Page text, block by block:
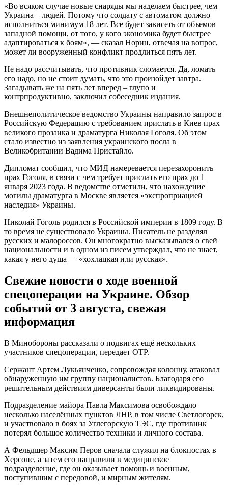
«Во всяком случае новые снаряды мы наделаем быстрее, чем
Украина – людей. Потому что солдату с автоматом должно
исполниться минимум 18 лет. Все будет зависеть от объемов
западной помощи, от того, у кого экономика будет быстрее
адаптироваться к боям», — сказал Норин, отвечая на вопрос,
может ли вооруженный конфликт продлиться пять лет.
Не надо рассчитывать, что противник сломается. Да, ломать
его надо, но не стоит думать, что это произойдет завтра.
Загадывать же на пять лет вперед – глупо и
контрпродуктивно, заключил собеседник издания.
Внешнеполитическое ведомство Украины направило запрос в
Российскую Федерацию с требованием прислать в Киев прах
великого прозаика и драматурга Николая Гоголя. Об этом
стало известно из заявления украинского посла в
Великобритании Вадима Пристайло.
Дипломат сообщил, что МИД намеревается перезахоронить
прах Гоголя, в связи с чем требует прислать его прах до 1
января 2023 года. В ведомстве отметили, что нахождение
могилы драматурга в Москве является «экспроприацией
наследия» Украины.
Николай Гоголь родился в Российской империи в 1809 году. В
то время не существовало Украины. Писатель не разделял
русских и малороссов. Он многократно высказывался о свей
национальности и в одном из писем утверждал, что не знает,
какая у него душа — «хохлацкая или русская».
Свежие новости о ходе военной
спецоперации на Украине. Обзор
событий от 3 августа, свежая
информация
В Минобороны рассказали о подвигах ещё нескольких
участников спецоперации, передает ОТР.
Сержант Артем Лукьянченко, сопровождая колонну, атаковал
обнаруженную им группу националистов. Благодаря его
решительным действиям диверсанты были ликвидированы.
Подразделение майора Павла Максимова освобождало
несколько населённых пунктов ЛНР, в том числе Светлогорск,
и участвовало в боях за Углегорскую ТЭС, где противник
потерял большое количество техники и личного состава.
А Фельдшер Максим Перов сначала служил на блокпостах в
Херсоне, а затем его направили в медицинское
подразделение, где он оказывает помощь и военным,
поступившим с передовой, и мирным жителям.